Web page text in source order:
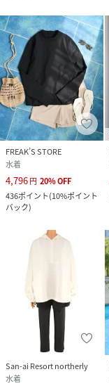
FREAK’S STORE
水着
4,796円 20%OFF
436ポイント(10%ポイント
バック)
San-ai Resort northerly
水着